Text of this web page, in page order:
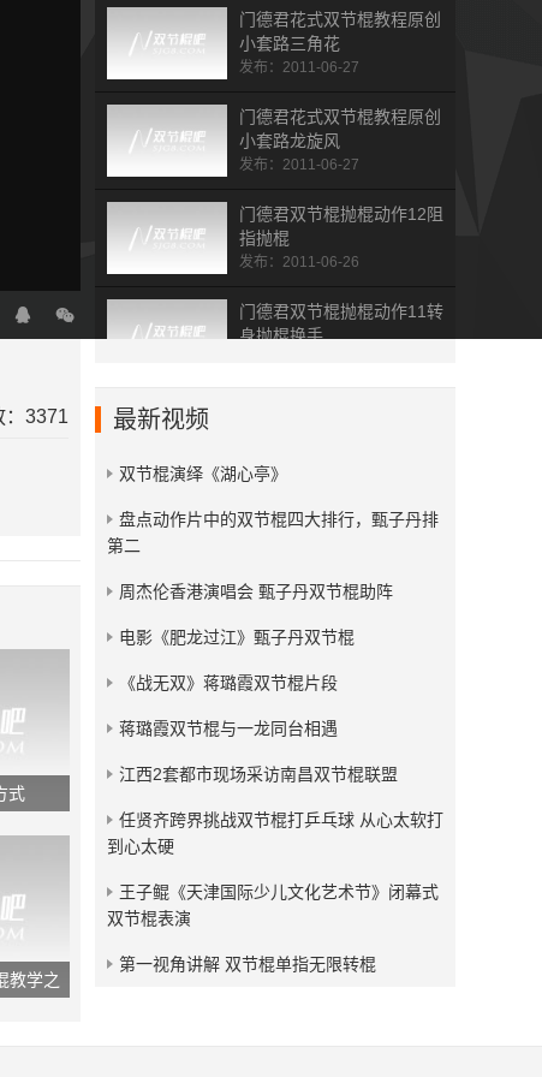
门德君花式双节棍教程原创
小套路三角花
发布：2011-06-27
门德君花式双节棍教程原创
小套路龙旋风
发布：2011-06-27
门德君双节棍抛棍动作12阻
指抛棍
发布：2011-06-26
门德君双节棍抛棍动作11转
身抛棍换手
踢棍
门德君双节棍抛棍动作8腋
下抛棍
：3371
式
教学之
最新视频
双节棍演绎《湖心亭》
​盘点动作片中的双节棍四大排行，甄子丹排
第二
周杰伦香港演唱会 甄子丹双节棍助阵
电影《肥龙过江》甄子丹双节棍
《战无双》蒋璐霞双节棍片段
蒋璐霞双节棍与一龙同台相遇
江西2套都市现场采访南昌双节棍联盟
任贤齐跨界挑战双节棍打乒乓球 从心太软打
到心太硬
王子鲲《天津国际少儿文化艺术节》闭幕式
双节棍表演
第一视角讲解 双节棍单指无限转棍